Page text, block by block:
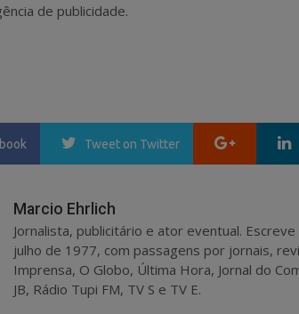
de publicidade.
Tweet on Twitter Google+
Marcio Ehrlich
Jornalista, publicitário e ator eventual.
julho de 1977, com passagens por jornais,
Imprensa, O Globo, Última Hora, Jornal do
JB, Rádio Tupi FM, TV S e TV E.